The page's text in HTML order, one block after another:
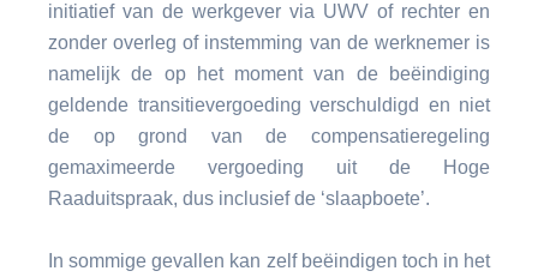
initiatief van de werkgever via UWV of rechter en
zonder overleg of instemming van de werknemer is
namelijk de op het moment van de beëindiging
geldende transitievergoeding verschuldigd en niet
de op grond van de compensatieregeling
gemaximeerde vergoeding uit de Hoge
Raaduitspraak, dus inclusief de ‘slaapboete’.
In sommige gevallen kan zelf beëindigen toch in het